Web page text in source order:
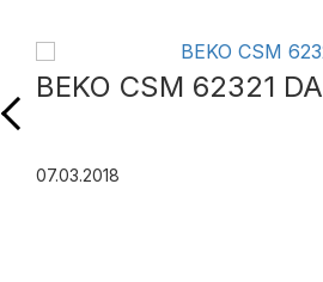
BEKO CSM 62321 DA
07.03.2018